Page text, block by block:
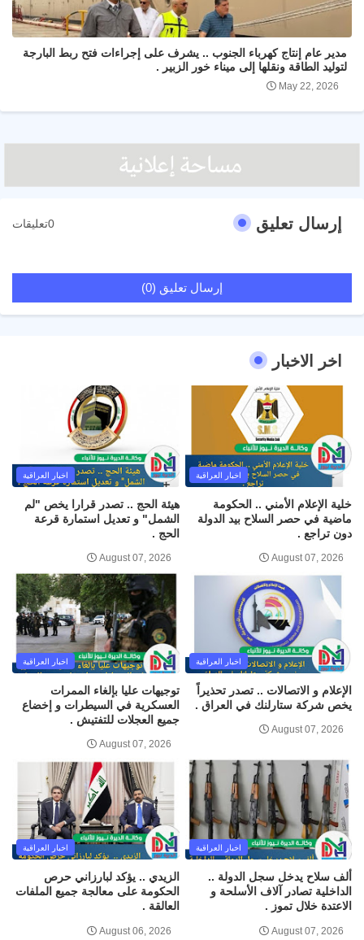
مدير عام إنتاج كهرباء الجنوب .. يشرف على إجراءات فتح ربط البارجة
لتوليد الطاقة ونقلها إلى ميناء خور الزبير .
May 22, 2026
إرسال تعليق 0تعليقات
إرسال تعليق (0)
اخر الاخبار
اخبار العراقية
خلية الإعلام الأمني .. الحكومة
ماضية في حصر السلاح بيد الدولة
دون تراجع .
August 07, 2026
اخبار العراقية
هيئة الحج .. تصدر قرارا يخص "لم
الشمل" و تعديل استمارة قرعة
الحج .
August 07, 2026
اخبار العراقية
الإعلام و الاتصالات .. تصدر تحذيراً
يخص شركة ستارلنك في العراق .
August 07, 2026
اخبار العراقية
توجيهات عليا بإلغاء الممرات
العسكرية في السيطرات و إخضاع
جميع العجلات للتفتيش .
August 07, 2026
اخبار العراقية
ألف سلاح يدخل سجل الدولة ..
الداخلية تصادر آلاف الأسلحة و
الاعتدة خلال تموز .
August 07, 2026
اخبار العراقية
الزيدي .. يؤكد لبارزاني حرص
الحكومة على معالجة جميع الملفات
العالقة .
August 06, 2026